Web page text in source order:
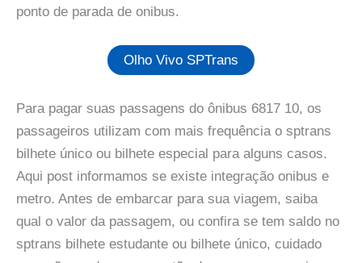
ponto de parada de onibus.
Olho Vivo SPTrans
Para pagar suas passagens do ônibus 6817 10, os
passageiros utilizam com mais frequência o sptrans
bilhete único ou bilhete especial para alguns casos.
Aqui post informamos se existe integração onibus e
metro. Antes de embarcar para sua viagem, saiba
qual o valor da passagem, ou confira se tem saldo no
sptrans bilhete estudante ou bilhete único, cuidado